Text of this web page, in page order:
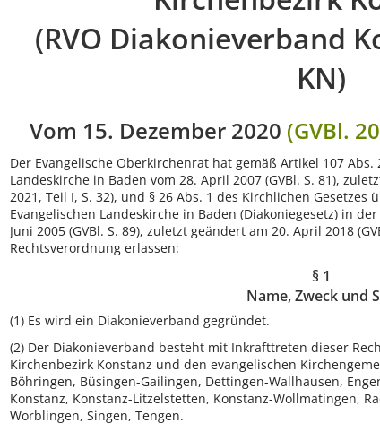
(RVO Diakonieverband
KN)
Vom 15. Dezember 2020 (GVBl.
Der Evangelische Oberkirchenrat hat gemäß Artikel 107
Landeskirche in Baden vom 28. April 2007 (GVBl. S. 81),
2021, Teil I, S. 32), und § 26 Abs. 1 des Kirchlichen
Evangelischen Landeskirche in Baden (Diakoniegesetz) in
Juni 2005 (GVBl. S. 89), zuletzt geändert am 20. April 2018
Rechtsverordnung erlassen:
§ 1
Name, Zweck und
(1) Es wird ein Diakonieverband gegründet.
(2) Der Diakonieverband besteht mit Inkrafttreten dieser
Kirchenbezirk Konstanz und den evangelischen
Böhringen, Büsingen-Gailingen, Dettingen-Wallhausen,
Konstanz, Konstanz-Litzelstetten, Konstanz-Wollmatingen,
Worblingen, Singen, Tengen.